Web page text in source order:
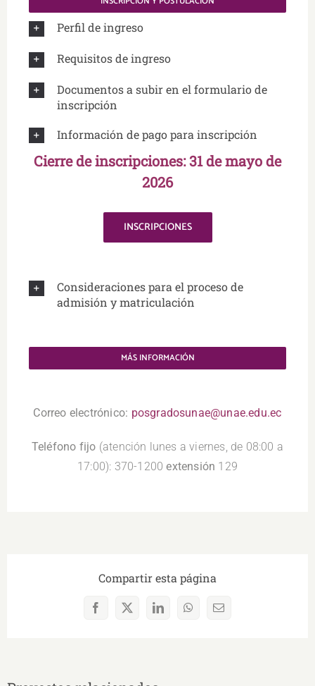
Perfil de ingreso
Requisitos de ingreso
Documentos a subir en el formulario de
inscripción
Información de pago para inscripción
Cierre de inscripciones: 31 de mayo de
2026
INSCRIPCIONES
Consideraciones para el proceso de
admisión y matriculación
MÁS INFORMACIÓN
Correo electrónico: posgradosunae@unae.edu.ec
Teléfono fijo (atención lunes a viernes, de 08:00 a
17:00): 370-1200extensión 129
Compartir esta página
Facebook
X LinkedInWhatsAppCorreo